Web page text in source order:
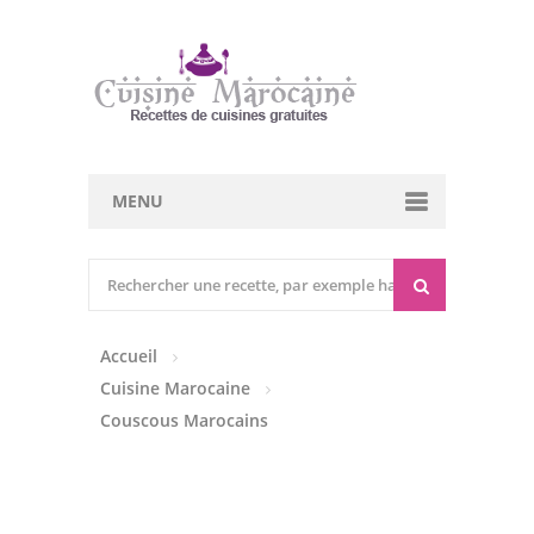
MENU
Entrées Froides
Accueil
Cuisine Marocaine
Couscous Marocains